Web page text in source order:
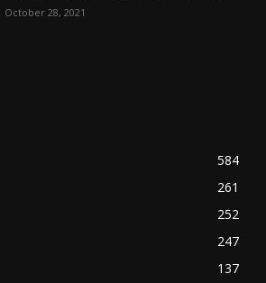
October 28, 2021
584
261
252
247
137